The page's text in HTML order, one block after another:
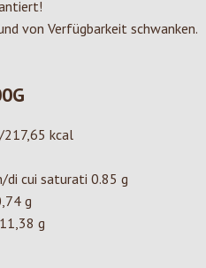
von Verfügbarkeit schwanken.
217,65 kcal
cui saturati 0.85 g
g
g